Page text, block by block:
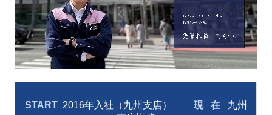
社員教育制度とワークライフバランス制度
数字で見るK&E
採用担当メッセージ
新卒採用募集要項
キャリア採用
START 2016年入社（九州支店） 現 在九州